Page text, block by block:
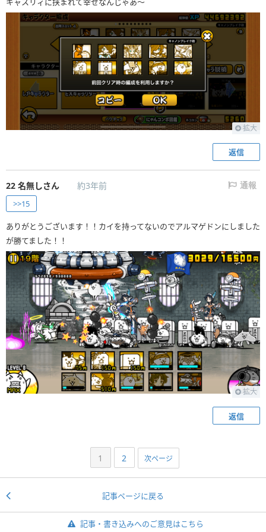
拡大
返信
22 名無しさん 約3年前 通報
>>15
ありがとうございます！！カイを持ってないのでアルマゲドンにしました
が勝てました！！
拡大
返信
1 2 次ページ
記事ページに戻る
記事・書き込みへのご意見はこちら